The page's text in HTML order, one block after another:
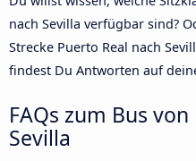
nach Sevilla verfügbar sind?
Strecke Puerto Real nach
findest Du Antworten auf
FAQs zum Bus
Sevilla